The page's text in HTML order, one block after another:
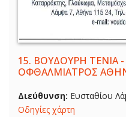
15. ΒΟΥΔΟΥΡΗ ΤΕΝΙΑ -
ΟΦΘΑΛΜΙΑΤΡΟΣ
Διεύθυνση: Ευσταθίου
Οδηγίες χάρτη